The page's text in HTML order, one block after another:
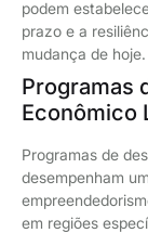
podem
prazo e a
mudança de hoje.
Programas
Econômico
Programas de
desempenham
em regiões